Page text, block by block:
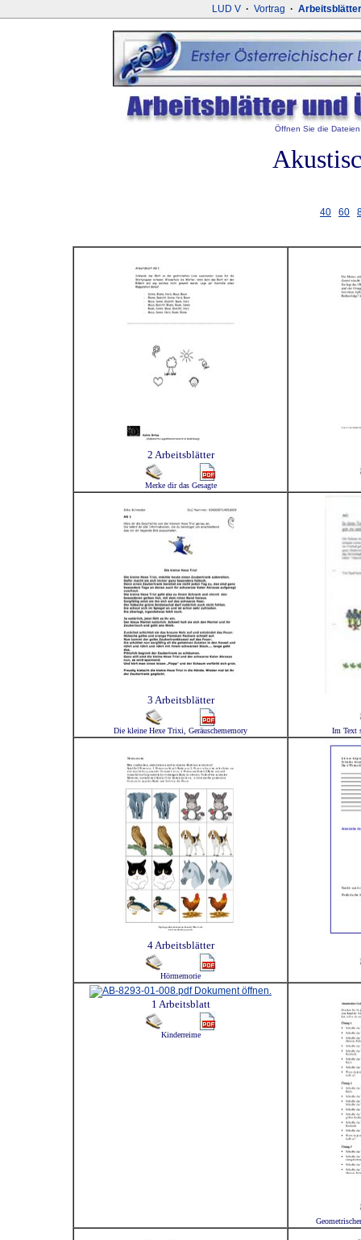
LUD V · Vortrag · Arbeitsblätter
Öffnen Sie die
40 60
2 Arbeitsblätter
Merke dir das Gesagte
3 Arbeitsblätter
Die kleine Hexe Trixi, Geräuschememory Im Text
4 Arbeitsblätter
Hörmemorie
1 Arbeitsblatt
Kinderreime